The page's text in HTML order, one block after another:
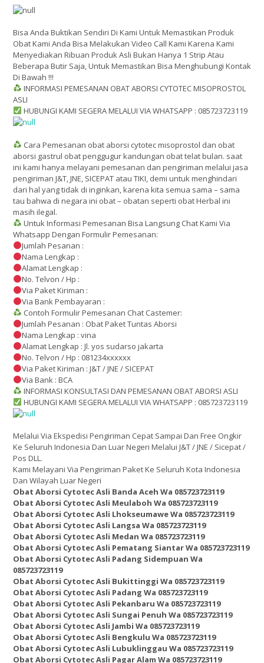
Bisa Anda Buktikan Sendiri Di Kami Untuk Memastikan Produk
Obat Kami Anda Bisa Melakukan Video Call Kami Karena Kami
Menyediakan Ribuan Produk Asli Bukan Hanya 1 Strip Atau
Beberapa Butir Saja, Untuk Memastikan Bisa Menghubungi Kontak
Di Bawah !!!
INFORMASI PEMESANAN OBAT ABORSI CYTOTEC MISOPROSTOL
ASLI
HUBUNGI KAMI SEGERA MELALUI VIA WHATSAPP : 085723723119
Cara Pemesanan obat aborsi cytotec misoprostol dan obat
aborsi gastrul obat penggugur kandungan obat telat bulan. saat
ini kami hanya melayani pemesanan dan pengiriman melalui jasa
pengiriman J&T, JNE, SICEPAT atau TIKI, demi untuk menghindari
dari hal yang tidak di inginkan, karena kita semua sama – sama
tau bahwa di negara ini obat – obatan seperti obat Herbal ini
masih ilegal.
Untuk Informasi Pemesanan Bisa Langsung Chat Kami Via
Whatsapp Dengan Formulir Pemesanan:
Jumlah Pesanan :
Nama Lengkap :
Alamat Lengkap :
No. Telvon / Hp :
Via Paket Kiriman :
Via Bank Pembayaran :
Contoh Formulir Pemesanan Chat Castemer:
Jumlah Pesanan : Obat Paket Tuntas Aborsi
Nama Lengkap : vina
Alamat Lengkap : Jl. yos sudarso jakarta
No. Telvon / Hp : 081234xxxxxx
Via Paket Kiriman : J&T / JNE / SICEPAT
Via Bank : BCA
INFORMASI KONSULTASI DAN PEMESANAN OBAT ABORSI ASLI
HUBUNGI KAMI SEGERA MELALUI VIA WHATSAPP : 085723723119
Melalui Via Ekspedisi Pengiriman Cepat Sampai Dan Free Ongkir
Ke Seluruh Indonesia Dan Luar Negeri Melalui J&T / JNE / Sicepat /
Pos DLL.
Kami Melayani Via Pengiriman Paket Ke Seluruh Kota Indonesia
Dan Wilayah Luar Negeri
Obat Aborsi Cytotec Asli Banda Aceh Wa 085723723119
Obat Aborsi Cytotec Asli Meulaboh Wa 085723723119
Obat Aborsi Cytotec Asli Lhokseumawe Wa 085723723119
Obat Aborsi Cytotec Asli Langsa Wa 085723723119
Obat Aborsi Cytotec Asli Medan Wa 085723723119
Obat Aborsi Cytotec Asli Pematang Siantar Wa 085723723119
Obat Aborsi Cytotec Asli Padang Sidempuan Wa
085723723119
Obat Aborsi Cytotec Asli Bukittinggi Wa 085723723119
Obat Aborsi Cytotec Asli Padang Wa 085723723119
Obat Aborsi Cytotec Asli Pekanbaru Wa 085723723119
Obat Aborsi Cytotec Asli Sungai Penuh Wa 085723723119
Obat Aborsi Cytotec Asli Jambi Wa 085723723119
Obat Aborsi Cytotec Asli Bengkulu Wa 085723723119
Obat Aborsi Cytotec Asli Lubuklinggau Wa 085723723119
Obat Aborsi Cytotec Asli Pagar Alam Wa 085723723119